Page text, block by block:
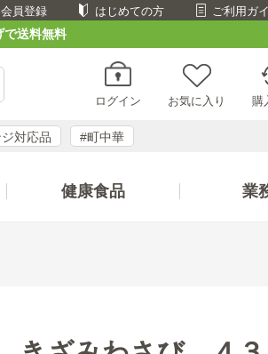
会員登録 はじめての方 ご利用ガ
送料無料
ログイン お気に入り 購
対応品 #町中華
健康食品 業